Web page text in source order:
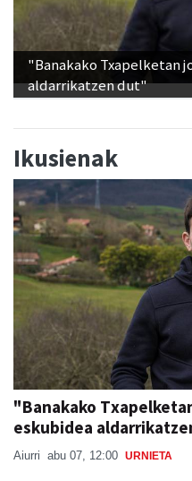
"Banakako Txapelketan
aldarrikatzen dut"
Ikusienak
"Banakako
eskubidea
Aiurri abu 07, 12:00 URNIETA